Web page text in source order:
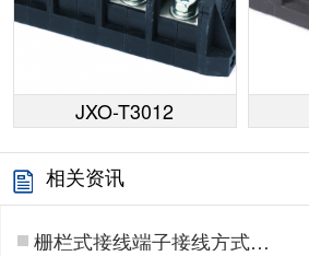
JXO-T3012
相关资讯
栅栏式接线端子接线方式…